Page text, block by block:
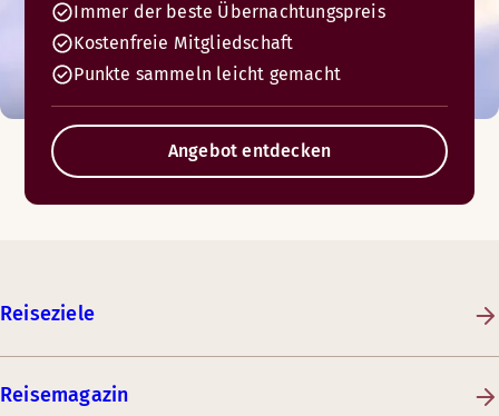
Immer der beste Übernachtungspreis
Kostenfreie Mitgliedschaft
Punkte sammeln leicht gemacht
Angebot entdecken
Reiseziele
Reisemagazin